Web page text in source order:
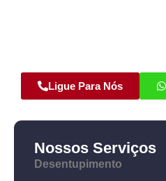
Ligue Para Nós
Nossos Serviços
Desentupimento